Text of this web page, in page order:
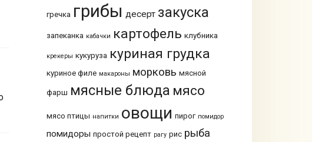
гречка грибы десерт закуска
запеканка кабачки картофель клубника
крекеры кукуруза куриная грудка
куриное филе макароны морковь мясной
фарш мясные блюда мясо
мясо птицы напитки овощи пирог помидор
помидоры простой рецепт рагу рис рыба